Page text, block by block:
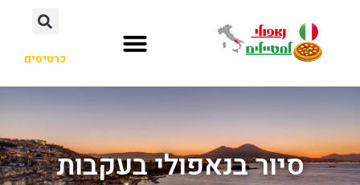
כרטיסים
סיור בנאפולי בעקבות